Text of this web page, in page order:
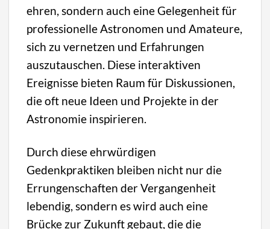
ehren, sondern auch eine Gelegenheit für
professionelle Astronomen und Amateure,
sich zu vernetzen und Erfahrungen
auszutauschen. Diese interaktiven
Ereignisse bieten Raum für Diskussionen,
die oft neue Ideen und Projekte in der
Astronomie inspirieren.
Durch diese ehrwürdigen
Gedenkpraktiken bleiben nicht nur die
Errungenschaften der Vergangenheit
lebendig, sondern es wird auch eine
Brücke zur Zukunft gebaut, die die